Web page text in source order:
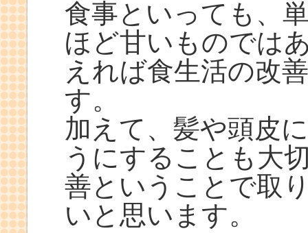
食事といっても、
ほど甘いものでは
えれば食生活の改
す。
加えて、髪や頭皮
うにすることも大
善ということで取
いと思います。